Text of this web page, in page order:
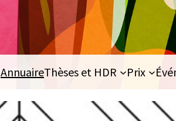
AnnuaireThèses et HDR Prix